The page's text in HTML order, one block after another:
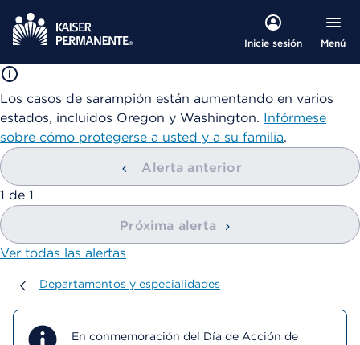
Inicie sesión Menú
Los casos de sarampión están aumentando en varios
estados, incluidos Oregon y Washington. Infórmese
sobre cómo protegerse a usted y a su familia.
Alerta anterior
mostrando
1 de 1
Próxima alerta
Ver todas las alertas
Departamentos y especialidades
Departamentos y especialidades
En conmemoración del Día de Acción de